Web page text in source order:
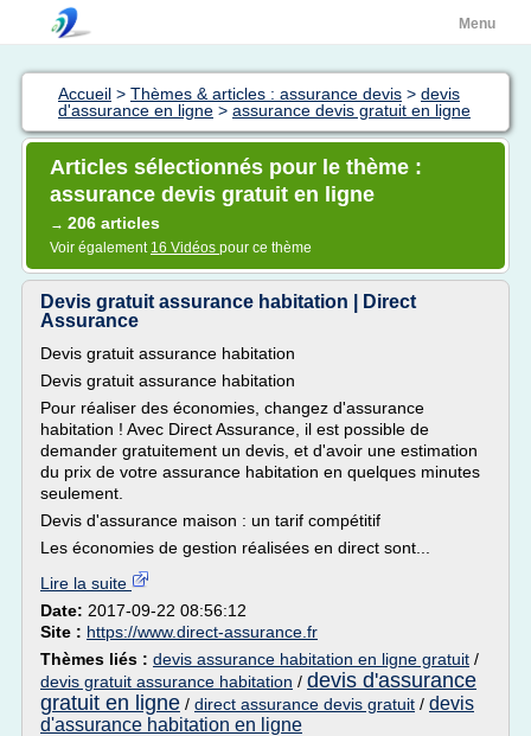
Menu
Accueil > Thèmes & articles : assurance devis > devis
d'assurance en ligne > assurance devis gratuit en ligne
Articles sélectionnés pour le thème :
assurance devis gratuit en ligne
→ 206 articles
Voir également 16 Vidéos pour ce thème
Devis gratuit assurance habitation | Direct
Assurance
Devis gratuit assurance habitation
Devis gratuit assurance habitation
Pour réaliser des économies, changez d'assurance
habitation ! Avec Direct Assurance, il est possible de
demander gratuitement un devis, et d'avoir une estimation
du prix de votre assurance habitation en quelques minutes
seulement.
Devis d'assurance maison : un tarif compétitif
Les économies de gestion réalisées en direct sont...
Lire la suite
Date: 2017-09-22 08:56:12
Site : https://www.direct-assurance.fr
Thèmes liés : devis assurance habitation en ligne gratuit /
devis gratuit assurance habitation / devis d'assurance
gratuit en ligne / direct assurance devis gratuit / devis
d'assurance habitation en ligne